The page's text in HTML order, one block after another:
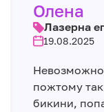
Олена
Лазерна
19.08.2025
Невозможно
пожтому
бикини,